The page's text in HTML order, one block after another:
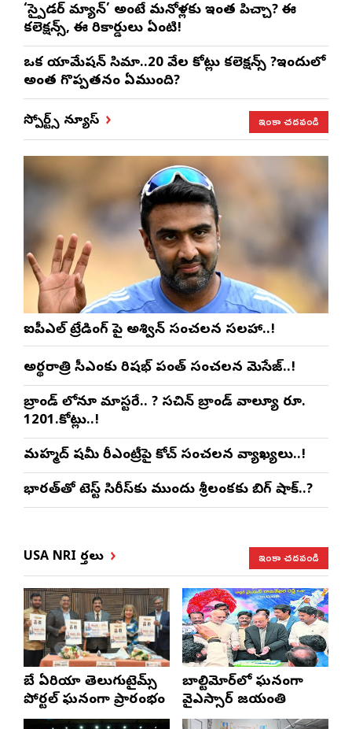
‘స్పైడర్ మ్యాన్’ అంటే మనోళ్లకు ఇంత పిచ్చా? ఈ
కలెక్షన్స్, ఈ రికార్డులు ఏంటి!
ఒక యానిమేషన్ సినిమా..20 వేల కోట్లు కలెక్షన్స్ ?ఇందులో
అంత గొప్పతనం ఏముంది?
స్పోర్ట్స్ న్యూస్ ఇంకా చదవండి
ఐపీఎల్ ట్రేడింగ్ పై అశ్విన్ సంచలన సలహా..!
అర్థరాత్రి సీఎంకు రిషభ్ పంత్ సంచలన మెసేజ్..!
బ్రాండ్ లోనూ మాస్టరే.. ? సచిన్ బ్రాండ్ వాల్యూ రూ.
1201.కోట్లు..!
మహ్మద్ షమీ రీఎంట్రీపై కోచ్ సంచలన వ్యాఖ్యలు..!
భారత్‌తో టెస్ట్ సిరీస్‌కు ముందు శ్రీలంకకు బిగ్ షాక్..?
USA NRI వార్తలు ఇంకా చదవండి
బే ఏరియా తెలుగుటైమ్స్
పోర్టల్ ఘనంగా ప్రారంభం
బాల్టిమోర్‌లో ఘనంగా
వైఎస్సార్‌ జయంతి